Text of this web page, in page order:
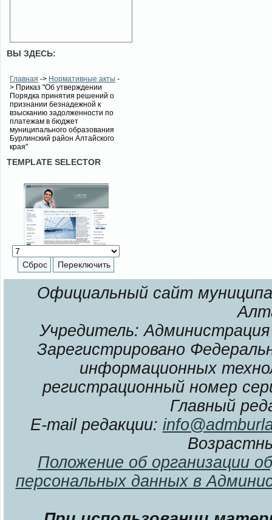
ВЫ ЗДЕСЬ:
Главная -> Нормативные акты -
> Приказ "Об утверждении
Порядка принятия решений о
признании безнадежной к
взысканию задолженности по
платежам в бюджет
муниципального образования
Бурлинский район Алтайского
края"
TEMPLATE SELECTOR
Официальный сайт
Учредитель: Администрация
Зарегистрировано
информационных
регистрационный номер
Главный
E-mail редакции:
Положение об организации
персональных данных в